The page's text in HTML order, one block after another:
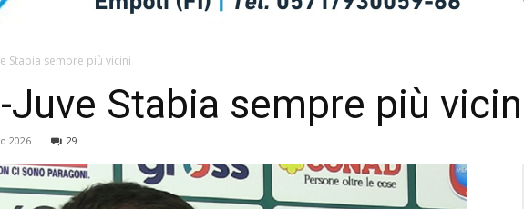
Stabia sempre più vicini
Juve Stabia sempre più
2026 29